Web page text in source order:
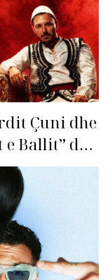
Çuni dhe
Ballit” dhe